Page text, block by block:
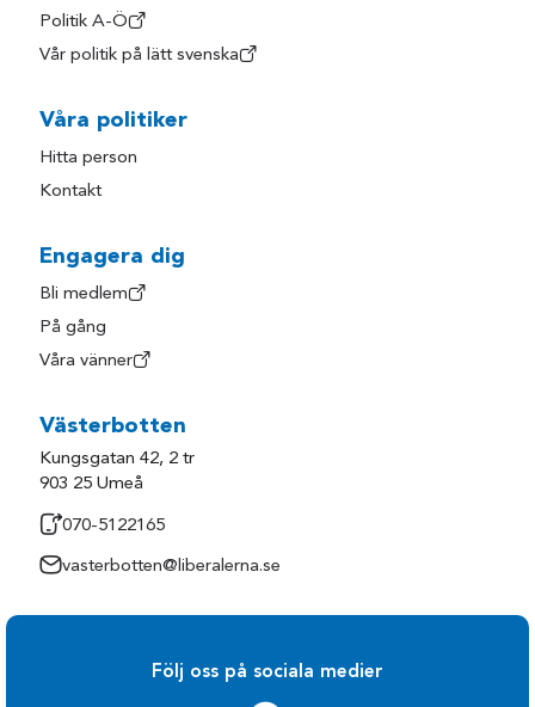
Politik A-Ö
Vår politik på lätt svenska
Våra politiker
Hitta person
Kontakt
Engagera dig
Bli medlem
På gång
Våra vänner
Västerbotten
Kungsgatan 42, 2 tr
903 25 Umeå
070-5122165
vasterbotten@liberalerna.se
Följ oss på sociala medier